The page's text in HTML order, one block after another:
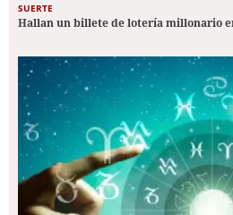
SUERTE
Hallan un billete de lotería millonario